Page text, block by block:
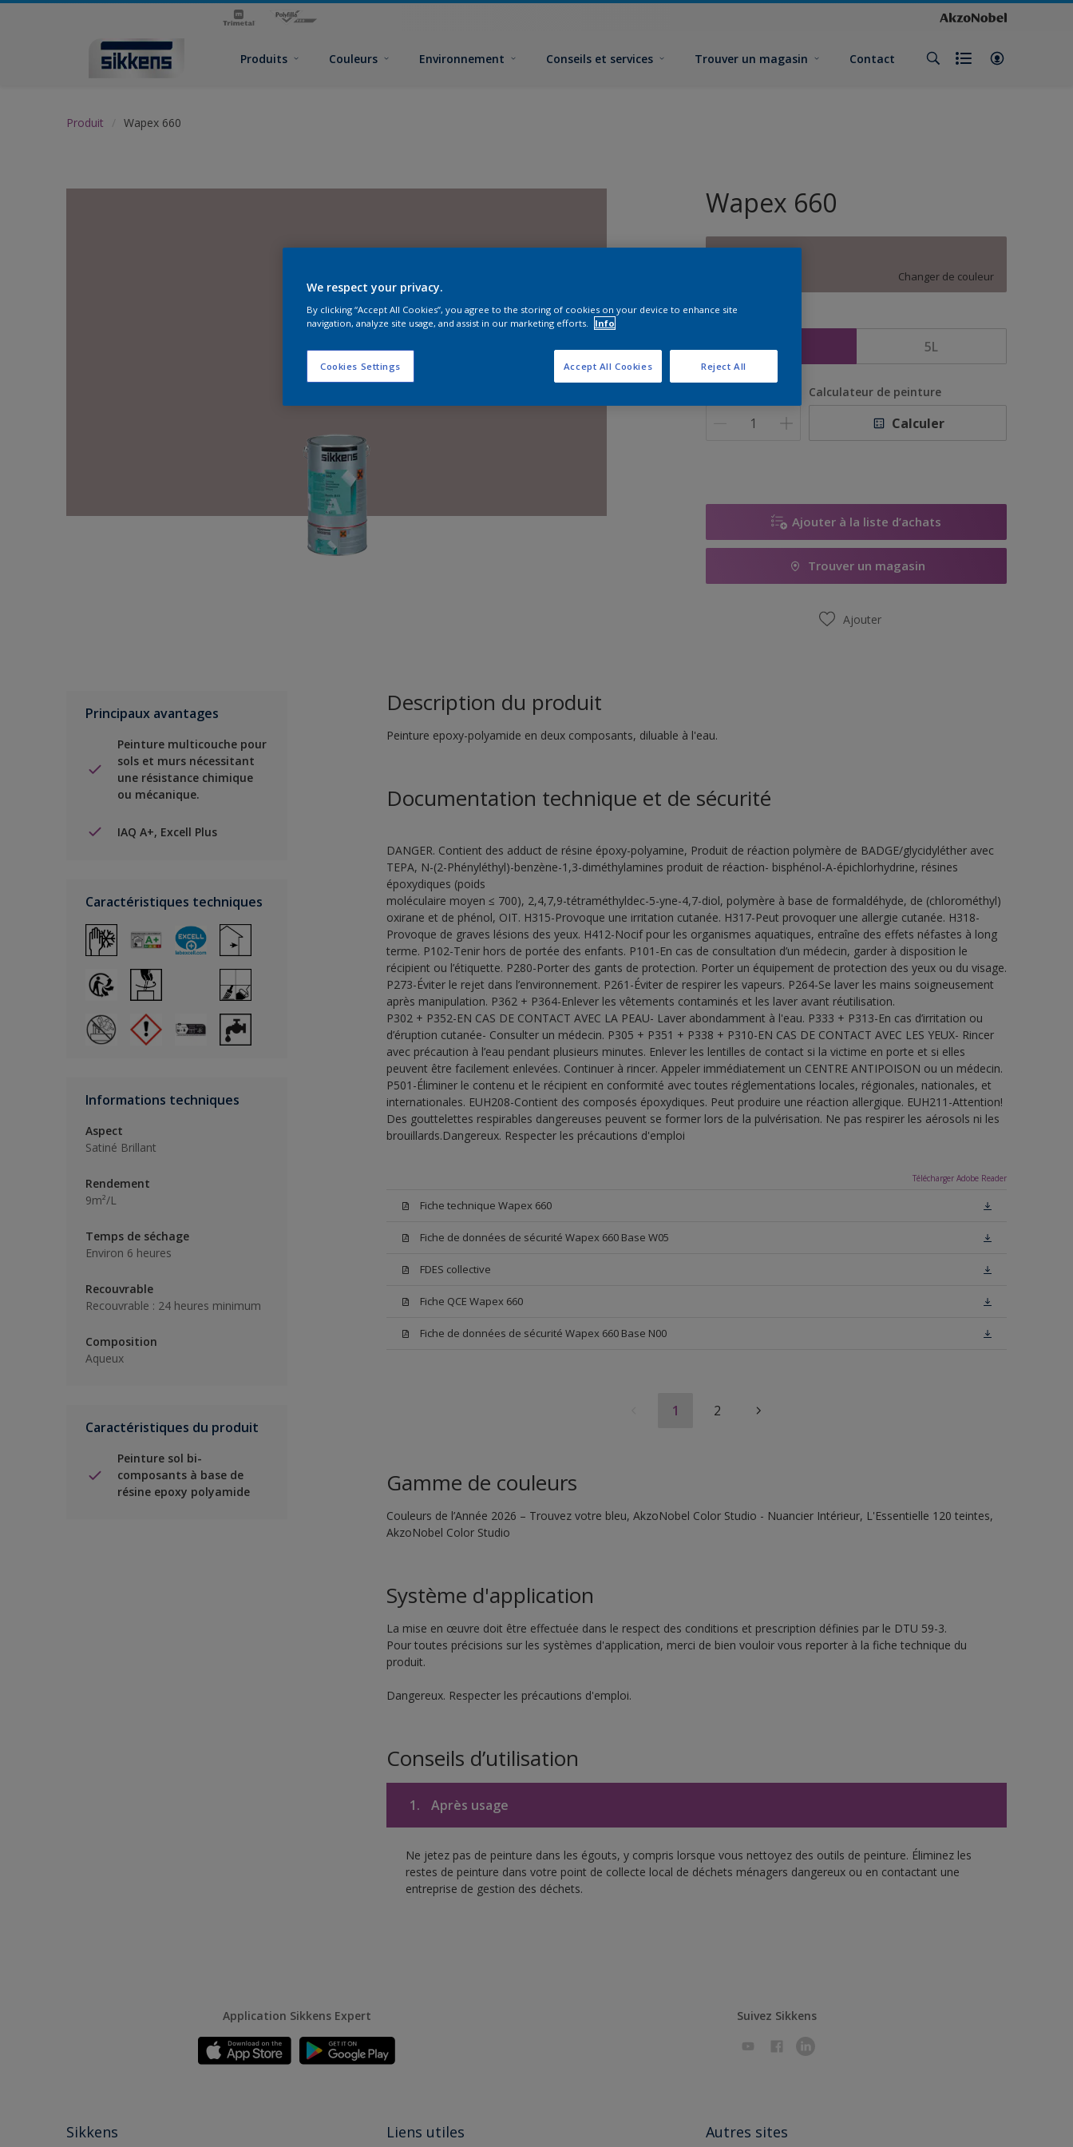
Produits Couleurs Environnement Conseils et services Trouver un magasin Contact
Produit Wapex 660
Wapex 660
Changer de couleur
1L 5L
Calculateur de peinture
Calculer
Ajouter à la liste d’achats
Trouver un magasin
Ajouter
Principaux avantages
Peinture multicouche pour
sols et murs nécessitant
une résistance chimique
ou mécanique.
IAQ A+, Excell Plus
Caractéristiques techniques
Informations techniques
Aspect
Satiné Brillant
Rendement
9m²/L
Temps de séchage
Environ 6 heures
Recouvrable
Recouvrable : 24 heures minimum
Composition
Aqueux
Caractéristiques du produit
Peinture sol bi-
composants à base de
résine epoxy polyamide
Description du produit
Peinture epoxy-polyamide en deux composants, diluable à l'eau.
Documentation technique et de sécurité
DANGER. Contient des adduct de résine époxy-polyamine, Produit de réaction polymère de BADGE/glycidyléther avec
TEPA, N-(2-Phényléthyl)-benzène-1,3-diméthylamines produit de réaction- bisphénol-A-épichlorhydrine, résines
époxydiques (poids
moléculaire moyen ≤ 700), 2,4,7,9-tétraméthyldec-5-yne-4,7-diol, polymère à base de formaldéhyde, de (chlorométhyl)
oxirane et de phénol, OIT. H315-Provoque une irritation cutanée. H317-Peut provoquer une allergie cutanée. H318-
Provoque de graves lésions des yeux. H412-Nocif pour les organismes aquatiques, entraîne des effets néfastes à long
terme. P102-Tenir hors de portée des enfants. P101-En cas de consultation d’un médecin, garder à disposition le
récipient ou l’étiquette. P280-Porter des gants de protection. Porter un équipement de protection des yeux ou du visage.
P273-Éviter le rejet dans l’environnement. P261-Éviter de respirer les vapeurs. P264-Se laver les mains soigneusement
après manipulation. P362 + P364-Enlever les vêtements contaminés et les laver avant réutilisation.
P302 + P352-EN CAS DE CONTACT AVEC LA PEAU- Laver abondamment à l'eau. P333 + P313-En cas d’irritation ou
d’éruption cutanée- Consulter un médecin. P305 + P351 + P338 + P310-EN CAS DE CONTACT AVEC LES YEUX- Rincer
avec précaution à l’eau pendant plusieurs minutes. Enlever les lentilles de contact si la victime en porte et si elles
peuvent être facilement enlevées. Continuer à rincer. Appeler immédiatement un CENTRE ANTIPOISON ou un médecin.
P501-Éliminer le contenu et le récipient en conformité avec toutes réglementations locales, régionales, nationales, et
internationales. EUH208-Contient des composés époxydiques. Peut produire une réaction allergique. EUH211-Attention!
Des gouttelettes respirables dangereuses peuvent se former lors de la pulvérisation. Ne pas respirer les aérosols ni les
brouillards.Dangereux. Respecter les précautions d'emploi
Télécharger Adobe Reader
Fiche technique Wapex 660
Fiche de données de sécurité Wapex 660 Base W05
FDES collective
Fiche QCE Wapex 660
Fiche de données de sécurité Wapex 660 Base N00
1 2
Gamme de couleurs
Couleurs de l’Année 2026 – Trouvez votre bleu, AkzoNobel Color Studio - Nuancier Intérieur, L'Essentielle 120 teintes,
AkzoNobel Color Studio
Système d'application
La mise en œuvre doit être effectuée dans le respect des conditions et prescription définies par le DTU 59-3.
Pour toutes précisions sur les systèmes d'application, merci de bien vouloir vous reporter à la fiche technique du
produit.
Dangereux. Respecter les précautions d'emploi.
Conseils d’utilisation
1. Après usage
Ne jetez pas de peinture dans les égouts, y compris lorsque vous nettoyez des outils de peinture. Éliminez les
restes de peinture dans votre point de collecte local de déchets ménagers dangereux ou en contactant une
entreprise de gestion des déchets.
Application Sikkens Expert Suivez Sikkens
Sikkens Liens utiles Autres sites
We respect your privacy.
By clicking “Accept All Cookies”, you agree to the storing of cookies on your device to enhance site
navigation, analyze site usage, and assist in our marketing efforts.
Info
Cookies Settings Reject All
Accept All Cookies